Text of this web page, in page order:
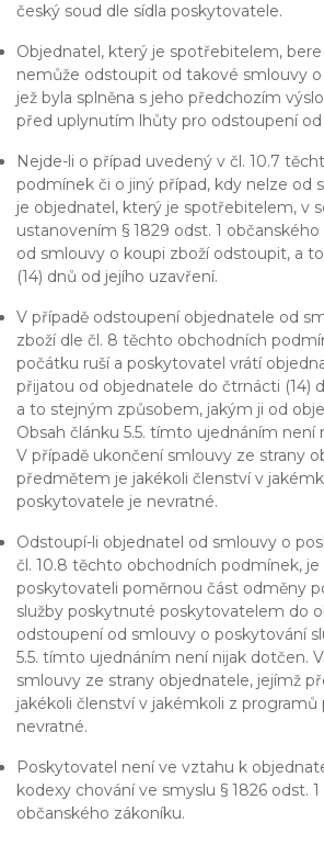
český soud dle sídla poskytovatele.
Objednatel, který je spotřebitelem, bere
nemůže odstoupit od takové smlouvy
jež byla splněna s jeho předchozím
před uplynutím lhůty pro odstoupení od
Nejde-li o případ uvedený v čl. 10.7
podmínek či o jiný případ, kdy nelze od
je objednatel, který je spotřebitelem, v
ustanovením § 1829 odst. 1
od smlouvy o koupi zboží odstoupit, a
(14) dnů od jejího uzavření.
V případě odstoupení objednatele od
zboží dle čl. 8 těchto obchodních
počátku ruší a poskytovatel vrátí
přijatou od objednatele do čtrnácti (14)
a to stejným způsobem, jakým ji od
Obsah článku 5.5. tímto ujednáním není
V případě ukončení smlouvy ze strany
předmětem je jakékoli členství v
poskytovatele je nevratné.
Odstoupí-li objednatel od smlouvy o
čl. 10.8 těchto obchodních podmínek,
poskytovateli poměrnou část odměny
služby poskytnuté poskytovatelem do
odstoupení od smlouvy o poskytování
5.5. tímto ujednáním není nijak dotčen.
smlouvy ze strany objednatele, jejímž
jakékoli členství v jakémkoli z
nevratné.
Poskytovatel není ve vztahu k
kodexy chování ve smyslu § 1826 odst. 1
občanského zákoníku.